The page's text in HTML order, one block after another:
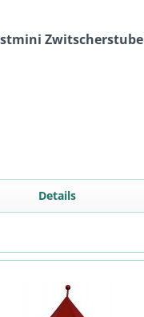
Zwitscherstube
Details